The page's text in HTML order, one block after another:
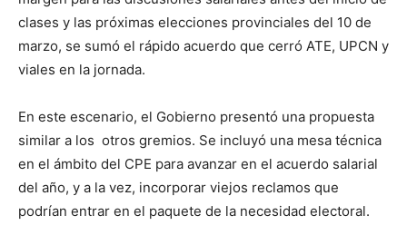
clases y las próximas elecciones provinciales del 10 de
marzo, se sumó el rápido acuerdo que cerró ATE, UPCN y
viales en la jornada.
En este escenario, el Gobierno presentó una propuesta
similar a los otros gremios. Se incluyó una mesa técnica
en el ámbito del CPE para avanzar en el acuerdo salarial
del año, y a la vez, incorporar viejos reclamos que
podrían entrar en el paquete de la necesidad electoral.